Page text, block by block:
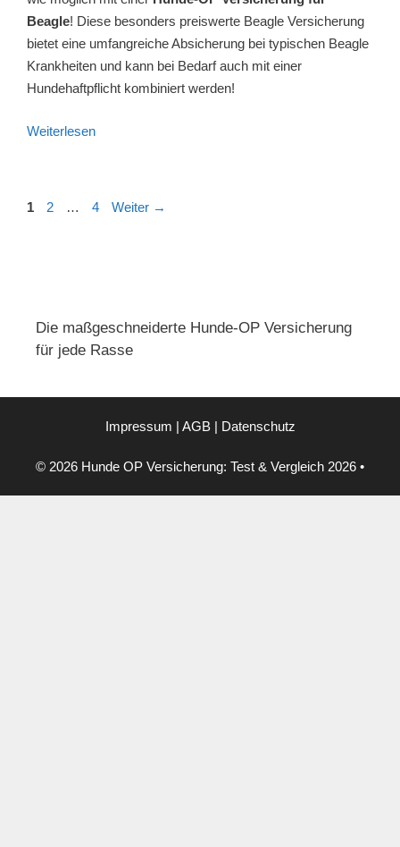
Beagle! Diese besonders preiswerte Beagle Versicherung
bietet eine umfangreiche Absicherung bei typischen Beagle
Krankheiten und kann bei Bedarf auch mit einer
Hundehaftpflicht kombiniert werden!
Weiterlesen
Beitrags-
Seite
1 Seite
2 … Seite
4 Weiter →
Die maßgeschneiderte Hunde-OP Versicherung
für jede Rasse
Impressum | AGB| Datenschutz
© 2026 Hunde OP Versicherung: Test & Vergleich 2026 •